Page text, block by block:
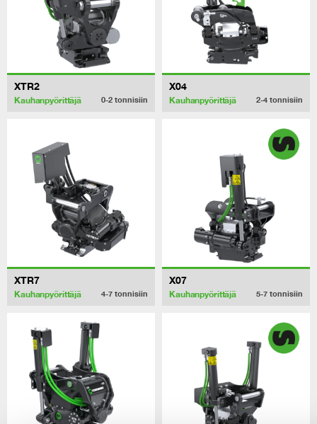
XTR2
Kauhanpyörittäjä 0-2 tonnisiin
X04
Kauhanpyörittäjä 2-4 tonnisiin
XTR7
Kauhanpyörittäjä 4-7 tonnisiin
X07
Kauhanpyörittäjä 5-7 tonnisiin